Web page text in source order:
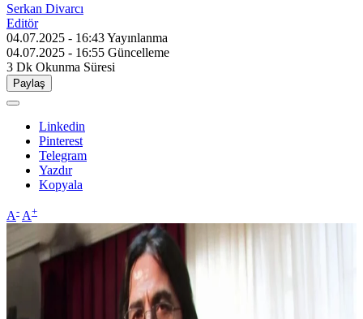
Serkan Divarcı
Editör
04.07.2025 - 16:43Yayınlanma
04.07.2025 - 16:55 Güncelleme
3 Dk Okunma Süresi
Paylaş
Linkedin
Pinterest
Telegram
Yazdır
Kopyala
A- A+